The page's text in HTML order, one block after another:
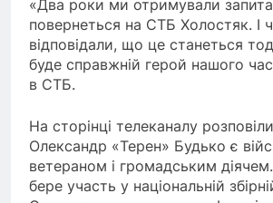
«Два роки ми отримували
повернеться на СТБ Холостяк. І
відповідали, що це станеться
буде справжній герой нашого
в СТБ.
На сторінці телеканалу
Олександр «Терен» Будько є
ветераном і громадським
бере участь у національній